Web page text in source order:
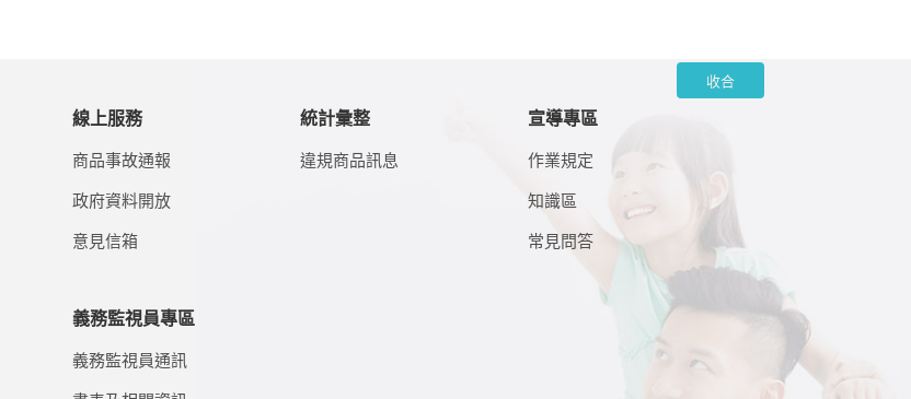
收合
線上服務
商品事故通報
政府資料開放
意見信箱
統計彙整
違規商品訊息
宣導專區
作業規定
知識區
常見問答
義務監視員專區
義務監視員通訊